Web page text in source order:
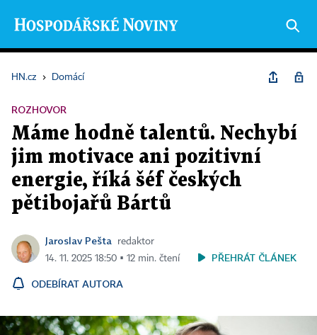
HN.cz › Domácí
ROZHOVOR
Máme hodně talentů. Nechybí
jim motivace ani pozitivní
energie, říká šéf českých
pětibojařů Bártů
Jaroslav Pešta
redaktor
14. 11. 2025 18:50 ▪ 12 min. čtení
PŘEHRÁT ČLÁNEK
ODEBÍRAT AUTORA